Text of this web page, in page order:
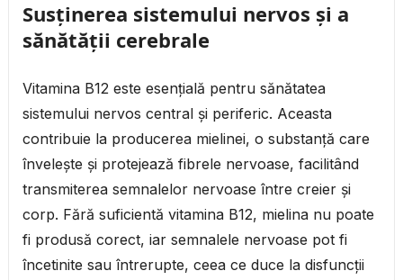
Susținerea sistemului nervos și a
sănătății cerebrale
Vitamina B12 este esențială pentru sănătatea
sistemului nervos central și periferic. Aceasta
contribuie la producerea mielinei, o substanță care
învelește și protejează fibrele nervoase, facilitând
transmiterea semnalelor nervoase între creier și
corp. Fără suficientă vitamina B12, mielina nu poate
fi produsă corect, iar semnalele nervoase pot fi
încetinite sau întrerupte, ceea ce duce la disfuncții